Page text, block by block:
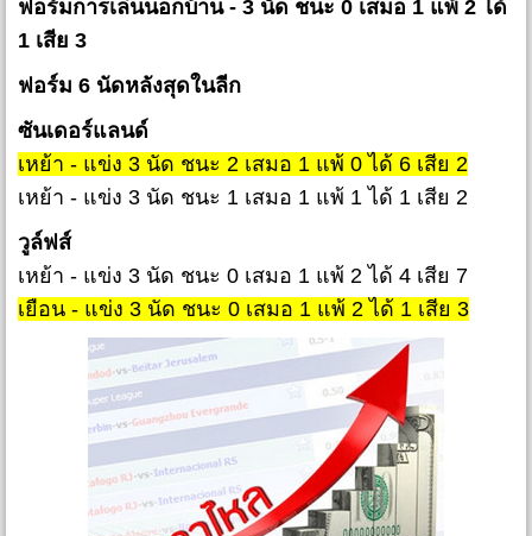
ฟอร์มการเล่นนอกบ้าน - 3 นัด ชนะ 0 เสมอ 1 แพ้ 2 ได้
1 เสีย 3
ฟอร์ม 6 นัดหลังสุดในลีก
ซันเดอร์แลนด์
เหย้า - แข่ง 3 นัด ชนะ 2 เสมอ 1 แพ้ 0 ได้ 6 เสีย 2
เหย้า - แข่ง 3 นัด ชนะ 1 เสมอ 1 แพ้ 1 ได้ 1 เสีย 2
วูล์ฟส์
เหย้า - แข่ง 3 นัด ชนะ 0 เสมอ 1 แพ้ 2 ได้ 4 เสีย 7
เยือน - แข่ง 3 นัด ชนะ 0 เสมอ 1 แพ้ 2 ได้ 1 เสีย 3